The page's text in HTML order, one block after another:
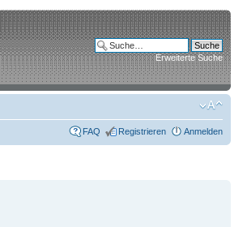
Erweiterte Suche
FAQ Registrieren Anmelden